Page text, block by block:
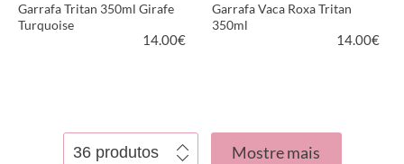
Garrafa Tritan 350ml Girafe
Turquoise
14.00€
Garrafa Vaca Roxa Tritan
350ml
14.00€
Mostre mais